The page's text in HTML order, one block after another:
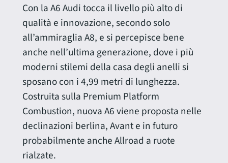
Con la A6 Audi tocca il livello più alto di
qualità e innovazione, secondo solo
all’ammiraglia A8, e si percepisce bene
anche nell’ultima generazione, dove i più
moderni stilemi della casa degli anelli si
sposano con i 4,99 metri di lunghezza.
Costruita sulla Premium Platform
Combustion, nuova A6 viene proposta nelle
declinazioni berlina, Avant e in futuro
probabilmente anche Allroad a ruote
rialzate.